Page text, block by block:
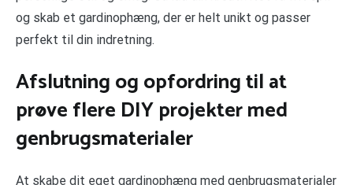
og skab et gardinophæng, der er helt unikt og passer
perfekt til din indretning.
Afslutning og opfordring til at
prøve flere DIY projekter med
genbrugsmaterialer
At skabe dit eget gardinophæng med genbrugsmaterialer